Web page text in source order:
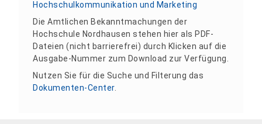
Hochschulkommunikation und Marketing
Die Amtlichen Bekanntmachungen der
Hochschule Nordhausen stehen hier als PDF-
Dateien (nicht barrierefrei) durch Klicken auf die
Ausgabe-Nummer zum Download zur Verfügung.
Nutzen Sie für die Suche und Filterung das
Dokumenten-Center.